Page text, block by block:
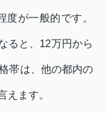
が一般的です。
ると、12万円から
帯は、他の都内の
えます。